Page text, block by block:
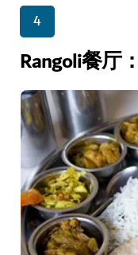
4
Rangoli餐厅